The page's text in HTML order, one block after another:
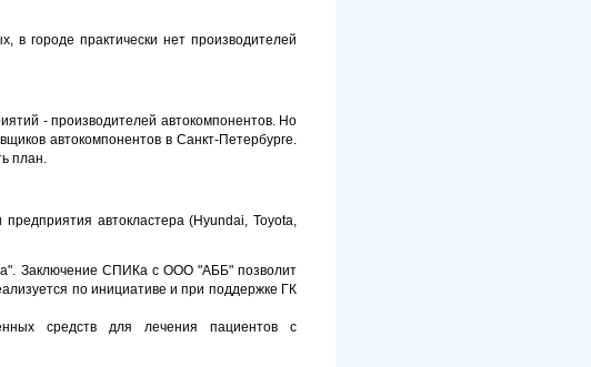
в городе практически нет производителей
- производителей автокомпонентов. Но
автокомпонентов в Санкт-Петербурге.
план.
автокластера (Hyundai, Toyota,
Заключение СПИКа с ООО "АББ" позволит
по инициативе и при поддержке ГК
средств для лечения пациентов с